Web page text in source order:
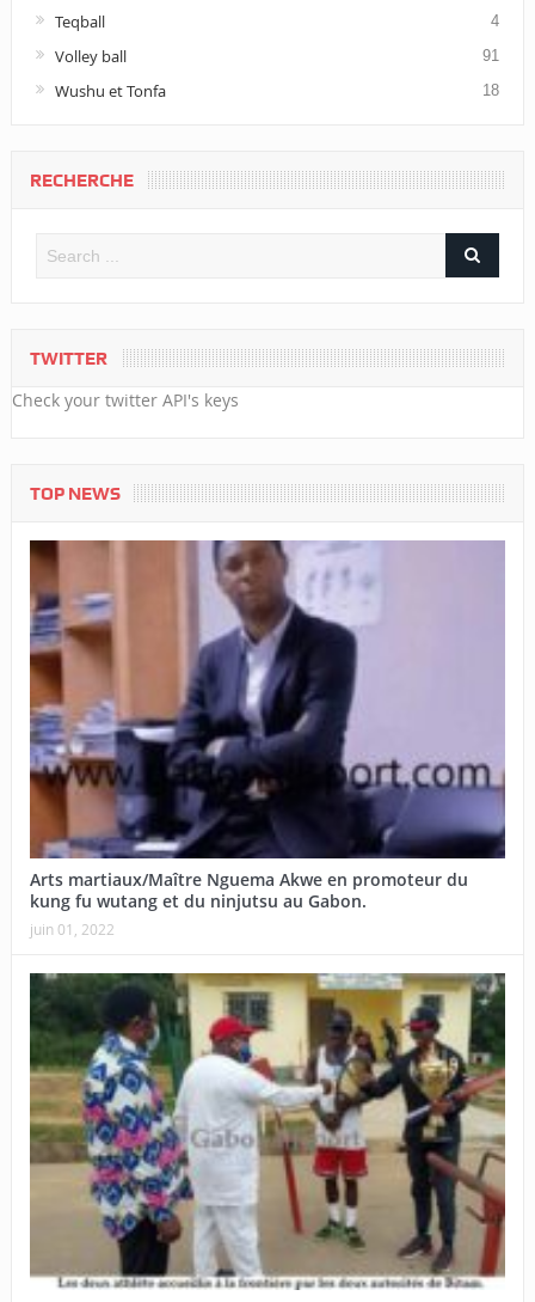
Teqball 4
Volley ball 91
Wushu et Tonfa 18
RECHERCHE
TWITTER
Check your twitter API's keys
TOP NEWS
Arts martiaux/Maître Nguema Akwe en promoteur du
kung fu wutang et du ninjutsu au Gabon.
juin 01, 2022